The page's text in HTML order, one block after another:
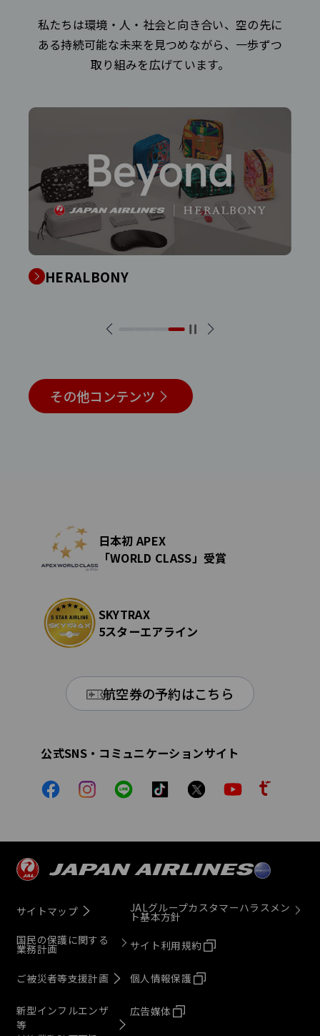
私たちは環境・人・社会と向き合い、空の先に
ある持続可能な未来を見つめながら、一歩ずつ
取り組みを広げています。
かくれナビリティ
その他コンテンツ
日本初 APEX
「WORLD CLASS」受賞
SKYTRAX
5スターエアライン
航空券の予約はこちら
公式SNS・コミュニケーションサイト
サイトマップ
国民の保護に関する
業務計画
ご被災者等支援計画
新型インフルエンザ
等
JALグループカスタマーハラスメン
ト基本方針
サイト利用規約
個人情報保護
広告媒体